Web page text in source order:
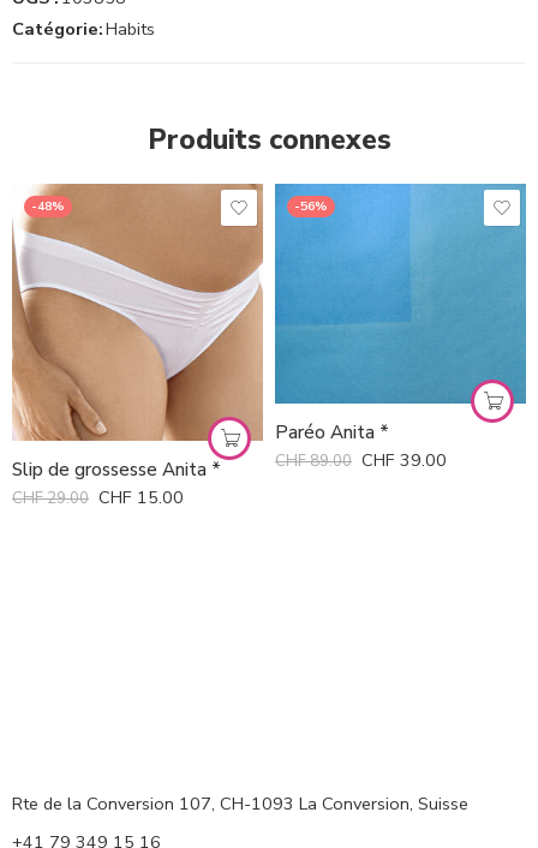
Catégorie:Habits
Produits connexes
-48%
Slip de grossesse Anita *
CHF29.00 CHF 15.00
-56%
Paréo Anita *
CHF89.00 CHF 39.00
Rte de la Conversion 107, CH-1093 La Conversion, Suisse
+41 79 349 15 16